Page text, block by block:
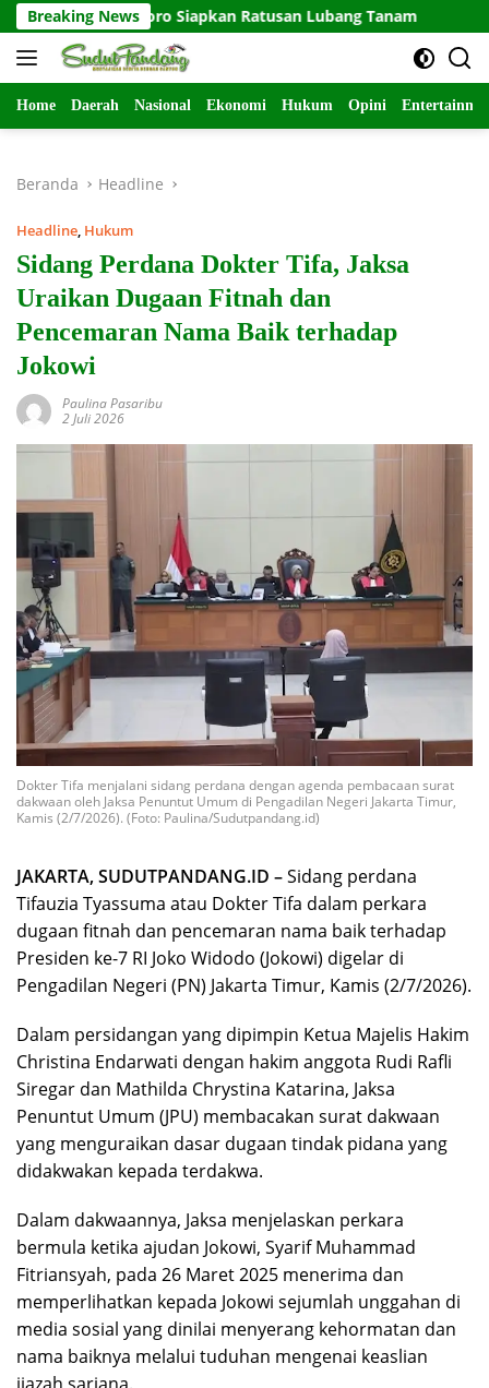
Langsung
ke
konten
Breaking News
Siapkan Ratusan Lubang Tanam Kemanunggalan
Home Daerah Nasional Ekonomi Hukum Opini
Beranda Headline
Headline, Hukum
Sidang Perdana Dokter Tifa, Jaksa
Uraikan Dugaan Fitnah dan
Pencemaran Nama Baik terhadap
Jokowi
Paulina Pasaribu
2 Juli 2026
Dokter Tifa menjalani sidang perdana dengan agenda pembacaan surat
dakwaan oleh Jaksa Penuntut Umum di Pengadilan Negeri Jakarta Timur,
Kamis (2/7/2026). (Foto: Paulina/Sudutpandang.id)
JAKARTA, SUDUTPANDANG.ID –Sidang perdana
Tifauzia Tyassuma atau Dokter Tifa dalam perkara
dugaan fitnah dan pencemaran nama baik terhadap
Presiden ke-7 RI Joko Widodo (Jokowi) digelar di
Pengadilan Negeri (PN) Jakarta Timur, Kamis (2/7/2026).
Dalam persidangan yang dipimpin Ketua Majelis Hakim
Christina Endarwati dengan hakim anggota Rudi Rafli
Siregar dan Mathilda Chrystina Katarina, Jaksa
Penuntut Umum (JPU) membacakan surat dakwaan
yang menguraikan dasar dugaan tindak pidana yang
didakwakan kepada terdakwa.
Dalam dakwaannya, Jaksa menjelaskan perkara
bermula ketika ajudan Jokowi, Syarif Muhammad
Fitriansyah, pada 26 Maret 2025 menerima dan
memperlihatkan kepada Jokowi sejumlah unggahan di
media sosial yang dinilai menyerang kehormatan dan
nama baiknya melalui tuduhan mengenai keaslian